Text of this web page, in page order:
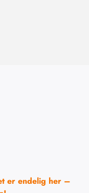
er endelig her –